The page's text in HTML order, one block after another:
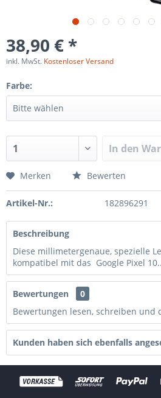
38,90 € *
inkl. MwSt. Kostenloser Versand
Farbe:
In den
Merken Bewerten
Artikel-Nr.: 182896291
Beschreibung
Diese millimetergenaue, spezielle
kompatibel mit das Google Pixel
Bewertungen
0
Bewertungen lesen, schreiben und
Kunden haben sich ebenfalls